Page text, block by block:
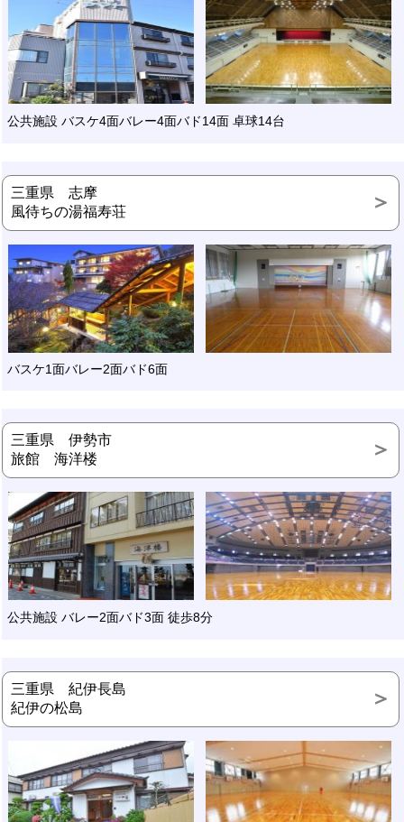
公共施設 バスケ4面バレー4面バド14面 卓球14台
三重県 志摩
風待ちの湯福寿荘
バスケ1面バレー2面バド6面
三重県 伊勢市
旅館 海洋楼
公共施設 バレー2面バド3面 徒歩8分
三重県 紀伊長島
紀伊の松島